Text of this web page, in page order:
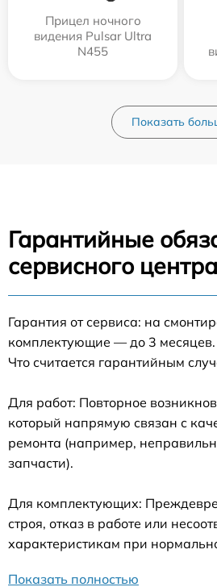
Прицел ночного
видения Pulsar Ultra
N455
Показать
Гарантийные
сервисного
Гарантия от сервиса: на
комплектующие — до 3 месяцев.
Что считается гарантийным
Для работ: Повторное
который напрямую связан с
ремонта (например,
запчасти).
Для комплектующих:
строя, отказ в работе или
характеристикам при
Показать полностью